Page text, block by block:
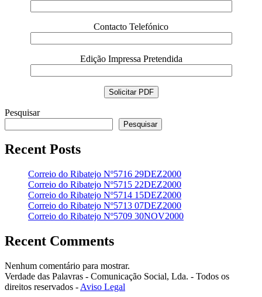
Contacto Telefónico
Edição Impressa Pretendida
Pesquisar
Pesquisar
Recent Posts
Correio do Ribatejo Nº5716 29DEZ2000
Correio do Ribatejo Nº5715 22DEZ2000
Correio do Ribatejo Nº5714 15DEZ2000
Correio do Ribatejo Nº5713 07DEZ2000
Correio do Ribatejo Nº5709 30NOV2000
Recent Comments
Nenhum comentário para mostrar.
Verdade das Palavras - Comunicação Social, Lda. - Todos os
direitos reservados - Aviso Legal